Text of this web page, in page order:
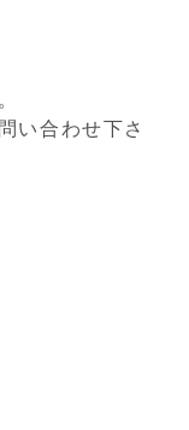
い合わせ下さ